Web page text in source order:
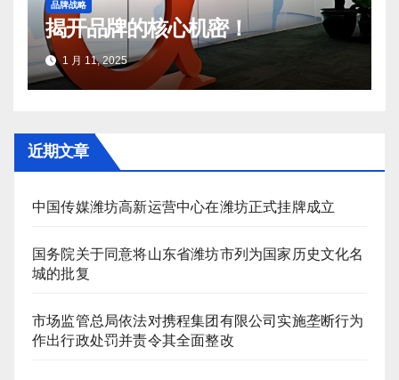
品牌战略
揭开品牌的核心机密！
1 月 11, 2025
近期文章
中国传媒潍坊高新运营中心在潍坊正式挂牌成立
国务院关于同意将山东省潍坊市列为国家历史文化名
城的批复
市场监管总局依法对携程集团有限公司实施垄断行为
作出行政处罚并责令其全面整改